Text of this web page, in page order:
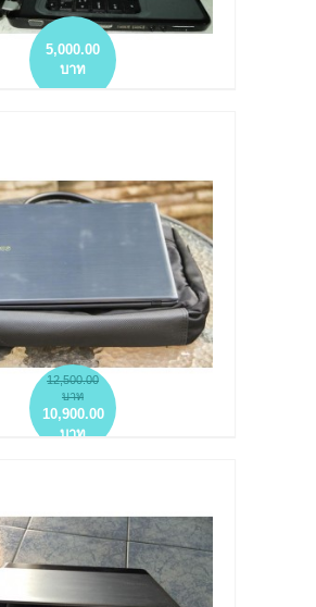
5,000.00
บาท
มือสอง โน๊ตบุค HP PAVILION G4
ก น่าใช้
add to wish list
add to compare
12,500.00
บาท
10,900.00
บาท
more info
add to wish list
add to compare